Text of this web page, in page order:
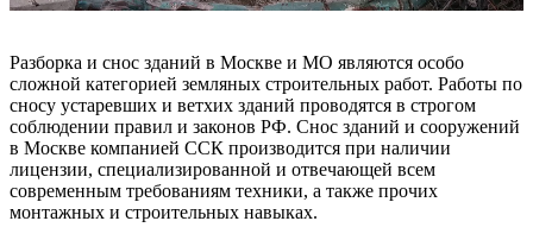
Разборка и снос зданий в Москве и МО являются особо
сложной категорией земляных строительных работ. Работы по
сносу устаревших и ветхих зданий проводятся в строгом
соблюдении правил и законов РФ. Снос зданий и сооружений
в Москве компанией ССК производится при наличии
лицензии, специализированной и отвечающей всем
современным требованиям техники, а также прочих
монтажных и строительных навыках.